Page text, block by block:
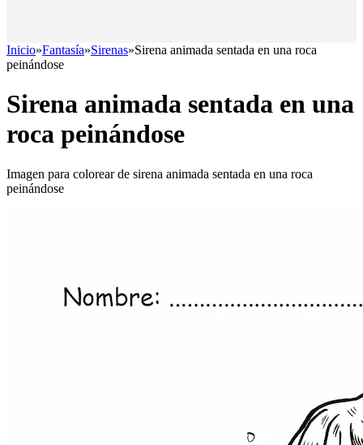
Inicio»Fantasía»Sirenas»Sirena animada sentada en una roca
peinándose
Sirena animada sentada en una
roca peinándose
Imagen para colorear de sirena animada sentada en una roca
peinándose